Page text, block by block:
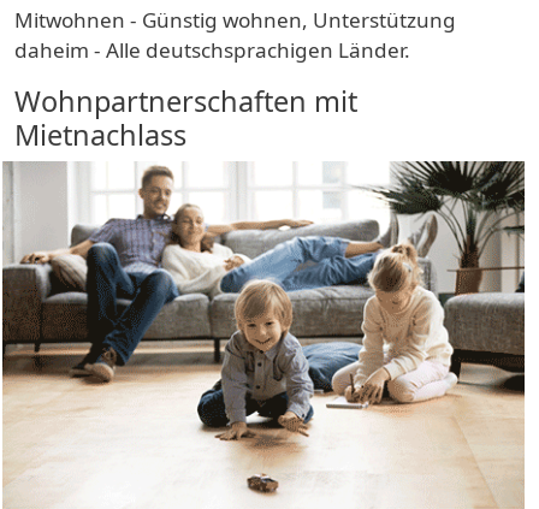
Mitwohnen - Günstig wohnen, Unterstützung
daheim - Alle deutschsprachigen Länder.
Wohnpartnerschaften mit
Mietnachlass